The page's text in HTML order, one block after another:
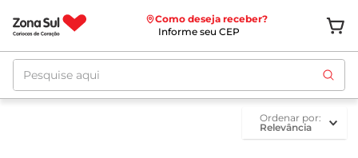
Como deseja receber?
Informe seu CEP
Pesquise aqui
ordenar por
Relevância